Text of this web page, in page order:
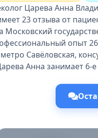
Царева Анна
23 отзыва от
Московский
опыт
Савёловская,
Анна занимает 6-